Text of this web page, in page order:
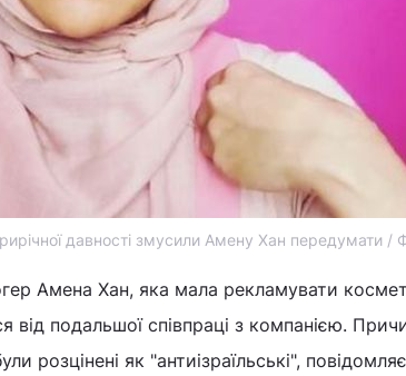
давності змусили Амену Хан передумати /
Амена Хан, яка мала рекламувати
від подальшої співпраці з компанією.
розцінені як "антиізраїльські", повідомляє